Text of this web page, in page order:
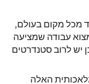
מכל מקום בעולם,
עבודה שמציעה
יש לרוב סטנדרטים
האלה